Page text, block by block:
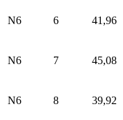
N6 6 41,96
N6 7 45,08
N6 8 39,92